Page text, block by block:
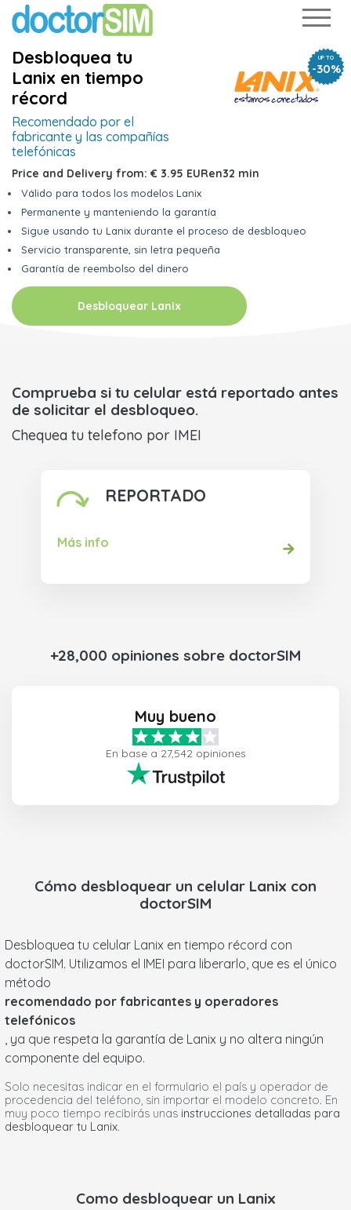
UP TO
-30%
Desbloquea tu
Lanix en tiempo
récord
Recomendado por el
fabricante y las compañías
telefónicas
Price and Delivery from: € 3.95 EURen32 min
Válido para todos los modelos Lanix
Permanente y manteniendo la garantía
Sigue usando tu Lanix durante el proceso de desbloqueo
Servicio transparente, sin letra pequeña
Garantía de reembolso del dinero
Desbloquear Lanix
Comprueba si tu celular está reportado antes
de solicitar el desbloqueo.
Chequea tu telefono por IMEI
REPORTADO
Más info
+28,000 opiniones sobre doctorSIM
Muy bueno
En base a 27,542 opiniones
Cómo desbloquear un celular Lanix con
doctorSIM
Desbloquea tu celular Lanix en tiempo récord con
doctorSIM. Utilizamos el IMEI para liberarlo, que es el único
método
recomendado por fabricantes y operadores
telefónicos
, ya que respeta la garantía de Lanix y no altera ningún
componente del equipo.
Solo necesitas indicar en el formulario el país y operador de
procedencia del teléfono, sin importar el modelo concreto. En
muy poco tiempo recibirás unas instrucciones detalladas para
desbloquear tu Lanix.
Como desbloquear un Lanix